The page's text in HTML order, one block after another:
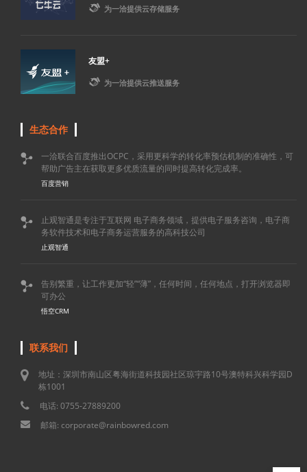
 为一洽提供云存储服务
友盟+
 为一洽提供云推送服务
生态合作

一洽联合百度推出OCPC，采用更科学的转化率预估机制的准确性，可
帮助广告主在获取更多优质流量的同时提高转化完成率。
百度营销

止观智通是专注于互联网 电子商务领域，提供电子服务咨询，电子商
务软件技术和电子商务运营服务的高科技公司
止观智通

告别繁重，让工作更加“轻”“薄”，任何时间，任何地点，打开浏览器即
可办公
悟空CRM
联系我们
地址：深圳市南山区粤海街道科技园社区琼宇路10号澳特科兴科学园D
栋1001
电话: 0755-27889200
邮箱: corporate@rainbowred.com